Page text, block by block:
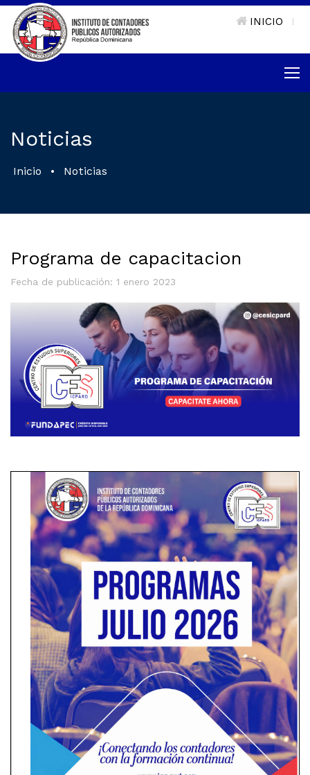
INICIO
Noticias
Inicio • Noticias
Programa de capacitacion
Fecha de publicación: 1 enero 2023